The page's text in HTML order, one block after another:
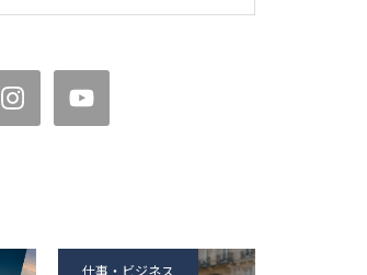
仕事・ビジネス